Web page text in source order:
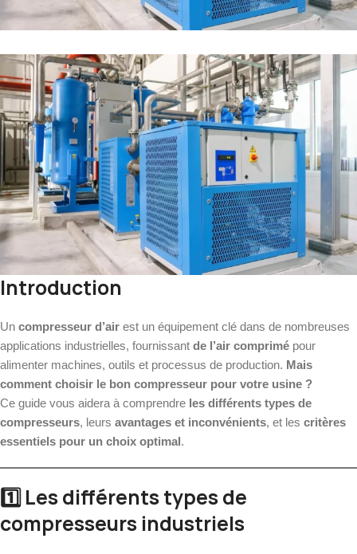
Introduction
Un compresseur d’air est un équipement clé dans de nombreuses
applications industrielles, fournissant de l’air comprimé pour
alimenter machines, outils et processus de production. Mais
comment choisir le bon compresseur pour votre usine ?
Ce guide vous aidera à comprendre les différents types de
compresseurs, leurs avantages et inconvénients, et les critères
essentiels pour un choix optimal.
1️⃣ Les différents types de
compresseurs industriels